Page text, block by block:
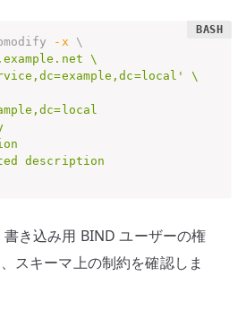
-x
\
\
\
description
き込み用 BIND ユーザーの権
スキーマ上の制約を確認しま